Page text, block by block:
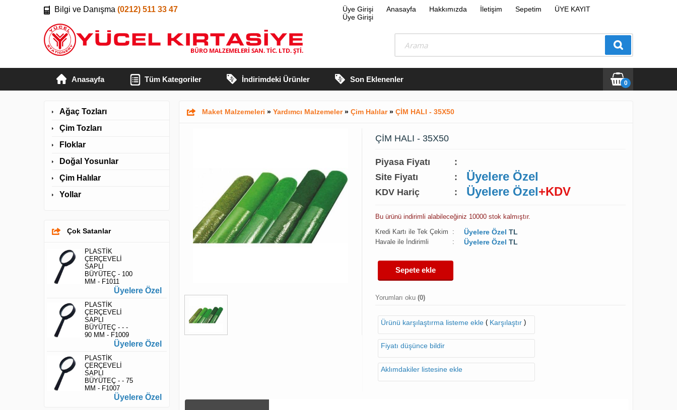
Bilgi ve Danışma (0212) 511 33 47 Üye Girişi Anasayfa Hakkımızda İletişim Sepetim
ÜYE KAYIT
Üye Girişi
Anasayfa Tüm Kategoriler İndirimdeki Ürünler Son Eklenenler 0
Ağaç Tozları
Çim Tozları
Floklar
Doğal Yosunlar
Çim Halılar
Yollar
Çok Satanlar
PLASTİK
ÇERÇEVELİ
SAPLI
BÜYÜTEÇ - 100
MM - F1011
Üyelere Özel
PLASTİK
ÇERÇEVELİ
SAPLI
BÜYÜTEÇ - - -
90 MM - F1009
Üyelere Özel
PLASTİK
ÇERÇEVELİ
SAPLI
BÜYÜTEÇ - - 75
MM - F1007
Üyelere Özel
Maket Malzemeleri » Yardımcı Malzemeler» Çim Halılar» ÇİM HALI - 35X50
ÇİM HALI - 35X50
Piyasa Fiyatı
:
Site Fiyatı
: Üyelere Özel
KDV Hariç : Üyelere Özel+KDV
Bu ürünü indirimli alabileceğiniz 10000 stok kalmıştır.
Kredi Kartı ile Tek Çekim
: Üyelere Özel TL
Havale ile İndirimli : Üyelere Özel TL
Sepete ekle
Yorumları oku (0)
Ürünü karşılaştırma listeme ekle ( Karşılaştır )
Fiyatı düşünce bildir
Aklımdakiler listesine ekle